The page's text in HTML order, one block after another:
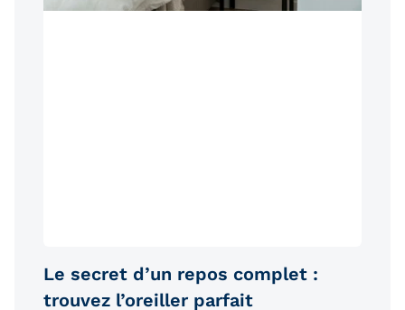
Le secret d’un repos complet :
trouvez l’oreiller parfait